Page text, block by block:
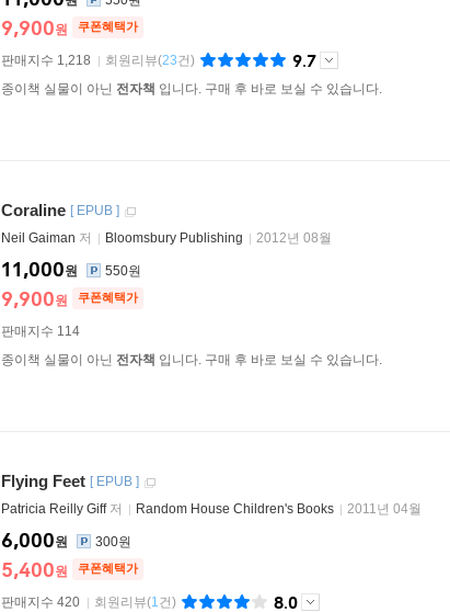
9,900원 쿠폰혜택가
판매지수 1,218 회원리뷰(23건) 9.7
종이책 실물이 아닌 전자책 입니다. 구매 후 바로 보실 수 있습니다.
Coraline [ EPUB ]
Neil Gaiman 저 Bloomsbury Publishing 2012년 08월
11,000원
9,900원 쿠폰혜택가
550원
판매지수 114
종이책 실물이 아닌 전자책 입니다. 구매 후 바로 보실 수 있습니다.
Flying Feet [ EPUB ]
Patricia Reilly Giff저 Random House Children's Books 2011년 04월
6,000원
5,400원 쿠폰혜택가
300원
판매지수 420 회원리뷰(1건) 8.0